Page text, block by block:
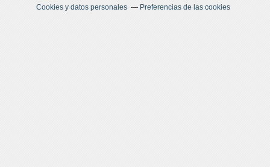
Cookies y datos personales
Preferencias de las cookies